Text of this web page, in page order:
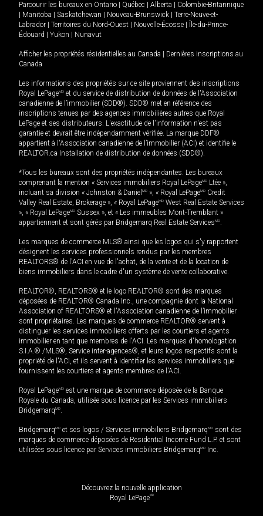
Parcourir les bureaux en Ontario Québec Alberta
Colombie-Britannique
Manitoba Saskatchewan Nouveau-Brunswick
Terre-Neuve-et-
Labrador
Territoires du Nord-Ouest Nouvelle-Écosse
Île-du-Prince-
Édouard
Yukon Nunavut
Afficher les propriétés résidentielles au Canada
Dernières inscriptions au
Canada
Les informations des propriétés sur ce site proviennent des inscriptions
Royal LePageMD et du service de distribution de données de l'Association
canadienne de l’immobilier (SDD®). SDD® met en référence des
inscriptions tenues par des agences immobilières autres que Royal
LePage et ses distributeurs. L'exactitude de l'information n'est pas
garantie et devrait être indépendamment vérifiée. La marque DDF®
appartient à l'Association canadienne de l’immobilier (ACI) et identifie le
REALTOR.ca Installation de distribution de données (SDD®).
*Tous les bureaux sont des propriétés indépendantes. Les bureaux
comprenant la mention « Services immobiliers Royal LePageMD Ltée »,
incluant sa division « Johnston & Daniel MD », « Royal LePageMD Credit
Valley Real Estate, Brokerage », « Royal LePageMD West Real Estate Services
», « Royal LePageMD Sussex », et « Les immeubles Mont-Tremblant »
appartiennent et sont gérés par Bridgemarq Real Estate ServicesMD.
Les marques de commerce MLS® ainsi que les logos qui s'y rapportent
désignent les services professionnels rendus par les membres
REALTORS® de l'ACI en vue de l'achat, de la vente et de la location de
biens immobiliers dans le cadre d'un système de vente collaborative.
REALTOR®, REALTORS® et le logo REALTOR® sont des marques
déposées de REALTOR® Canada Inc., une compagnie dont la National
Association of REALTORS® et l'Association canadienne de l’immobilier
sont propriétaires. Les marques de commerce REALTOR® servent à
distinguer les services immobiliers offerts par les courtiers et agents
immobilier en tant que membres de l'ACI. Les marques d'homologation
S.I.A.® /MLS®, Service inter-agences®, et leurs logos respectifs sont la
propriété de l'ACI, et ils servent à identifier les services immobiliers que
fournissent les courtiers et agents membres de l'ACI.
Royal LePageMD est une marque de commerce déposée de la Banque
Royale du Canada, utilisée sous licence par les Services immobiliers
BridgemarqMD.
BridgemarqMD et ses logos / Services immobiliers BridgemarqMD sont des
marques de commerce déposées de Residential Income Fund L.P. et sont
utilisées sous licence par Services immobiliers BridgemarqMD Inc.
Découvrez la nouvelle application
Royal LePageMD